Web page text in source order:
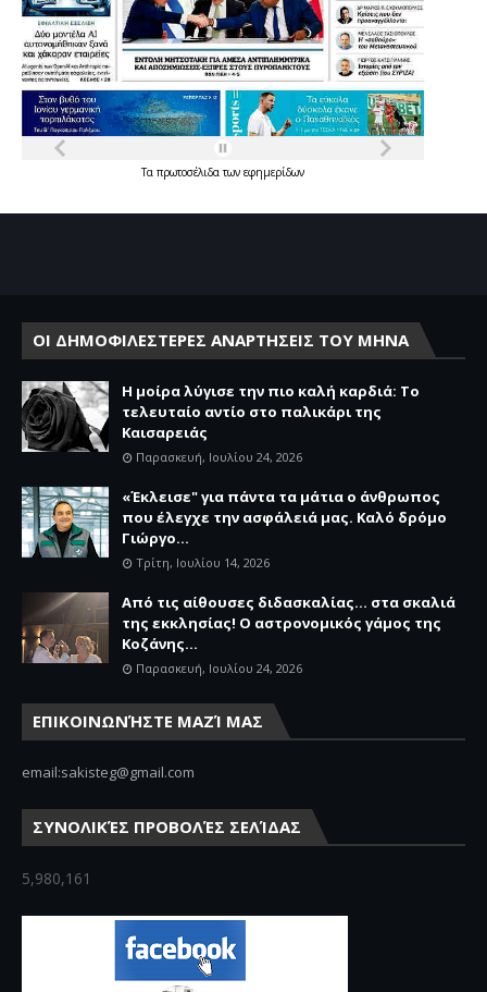
Τα πρωτοσέλιδατων εφημερίδων
ΟΙ ΔΗΜΟΦΙΛΕΣΤΕΡΕΣ ΑΝΑΡΤΗΣΕΙΣ ΤΟΥ ΜΗΝΑ
Η μοίρα λύγισε την πιο καλή καρδιά: Το
τελευταίο αντίο στο παλικάρι της
Καισαρειάς
Παρασκευή, Ιουλίου 24, 2026
«Έκλεισε" για πάντα τα μάτια ο άνθρωπος
που έλεγχε την ασφάλειά μας. Καλό δρόμο
Γιώργο...
Τρίτη, Ιουλίου 14, 2026
Από τις αίθουσες διδασκαλίας… στα σκαλιά
της εκκλησίας! Ο αστρονομικός γάμος της
Κοζάνης...
Παρασκευή, Ιουλίου 24, 2026
ΕΠΙΚΟΙΝΩΝΉΣΤΕ ΜΑΖΊ ΜΑΣ
email:sakisteg@gmail.com
ΣΥΝΟΛΙΚΈΣ ΠΡΟΒΟΛΈΣ ΣΕΛΊΔΑΣ
5,980,161